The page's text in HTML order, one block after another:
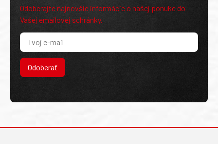
Odoberajte najnovšie informácie o našej ponuke do
Vašej emailovej schránky.
Odoberať